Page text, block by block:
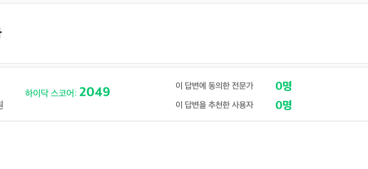
하이닥 스코어: 2049 이 답변에 동의한 전문가 0명
이 답변을 추천한 사용자 0명